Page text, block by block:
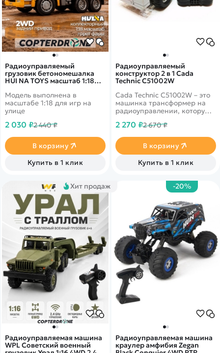
Радиоуправляемый
конструктор 2 в 1 Cada
Technic C51002W
Cada Technic C51002W – это
машинка трансформер на
радиоуправлении, которую
2 270 ₽2 670 ₽
В корзину
Купить в 1 клик
Радиоуправляемый
грузовик бетономешалка
HUI NA TOYS масштаб 1:18
Модель выполнена в
масштабе 1:18 для игр на
улице
2 030 ₽2 440 ₽
В корзину
Купить в 1 клик
Хит продаж
Радиоуправляемая машина
WPL Советский военный
-20%
Радиоуправляемая машина
краулер амфибия Zegan